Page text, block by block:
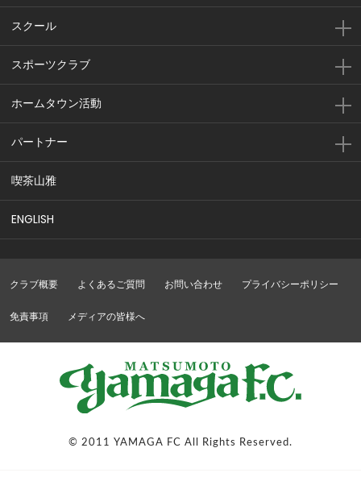
スクール
スポーツクラブ
ホームタウン活動
パートナー
喫茶山雅
ENGLISH
クラブ概要 よくあるご質問 お問い合わせ プライバシーポリシー
免責事項 メディアの皆様へ
© 2011 YAMAGA FC All Rights Reserved.